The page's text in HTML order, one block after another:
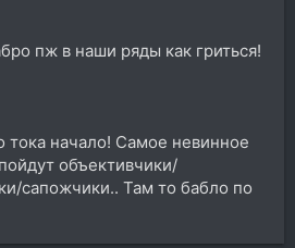
пж в наши ряды как гриться!
тока начало! Самое невинное
объективчики/
сапожчики.. Там то бабло по